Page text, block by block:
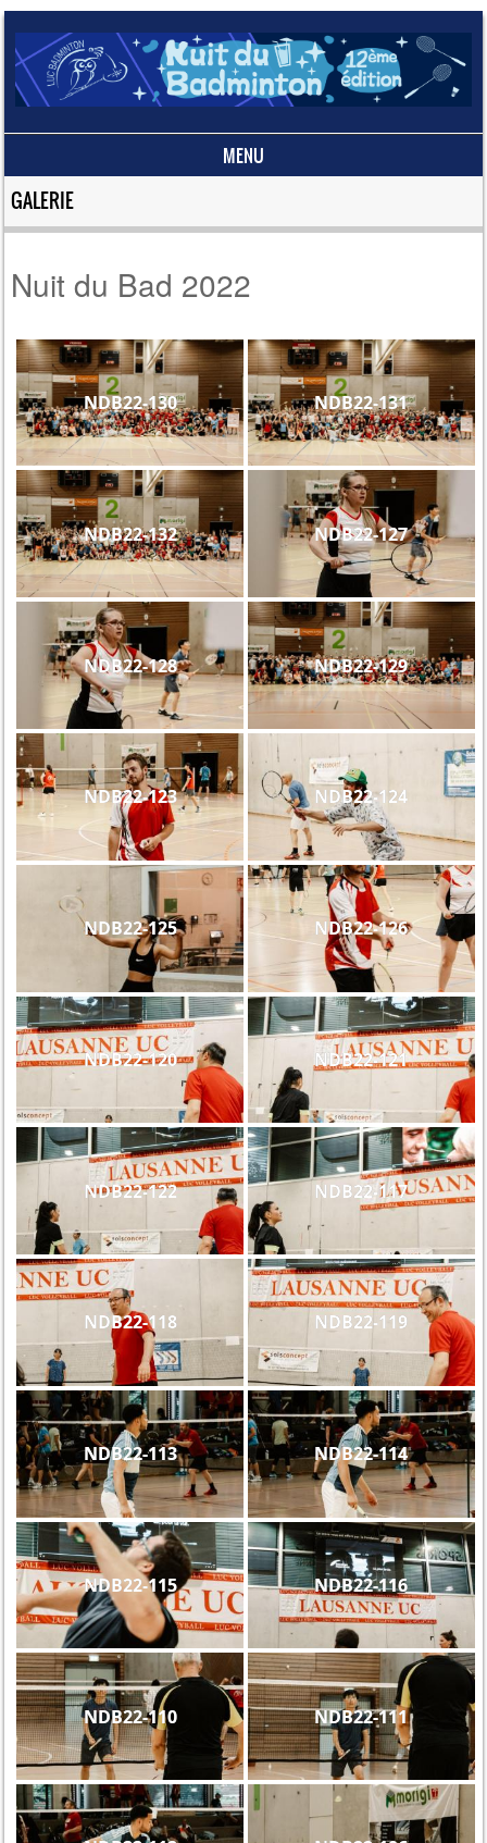
MENU
Skip to content
GALERIE
Nuit du Bad 2022
NDB22-130 NDB22-131
NDB22-132 NDB22-127
NDB22-128 NDB22-129
NDB22-123 NDB22-124
NDB22-125 NDB22-126
NDB22-120 NDB22-121
NDB22-122 NDB22-117
NDB22-118 NDB22-119
NDB22-113 NDB22-114
NDB22-115 NDB22-116
NDB22-110 NDB22-111